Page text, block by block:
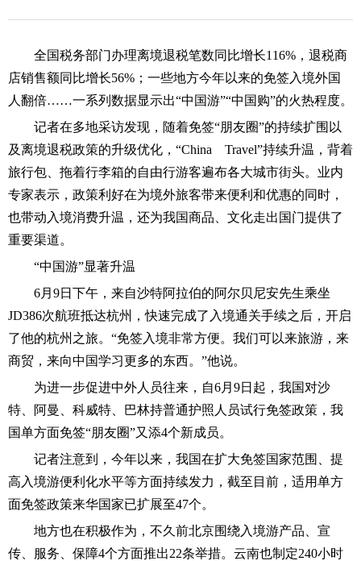
全国税务部门办理离境退税笔数同比增长116%，退税商
店销售额同比增长56%；一些地方今年以来的免签入境外国
人翻倍……一系列数据显示出“中国游”“中国购”的火热程度。
记者在多地采访发现，随着免签“朋友圈”的持续扩围以
及离境退税政策的升级优化，“China Travel”持续升温，背着
旅行包、拖着行李箱的自由行游客遍布各大城市街头。业内
专家表示，政策利好在为境外旅客带来便利和优惠的同时，
也带动入境消费升温，还为我国商品、文化走出国门提供了
重要渠道。
“中国游”显著升温
6月9日下午，来自沙特阿拉伯的阿尔贝尼安先生乘坐
JD386次航班抵达杭州，快速完成了入境通关手续之后，开启
了他的杭州之旅。“免签入境非常方便。我们可以来旅游，来
商贸，来向中国学习更多的东西。”他说。
为进一步促进中外人员往来，自6月9日起，我国对沙
特、阿曼、科威特、巴林持普通护照人员试行免签政策，我
国单方面免签“朋友圈”又添4个新成员。
记者注意到，今年以来，我国在扩大免签国家范围、提
高入境游便利化水平等方面持续发力，截至目前，适用单方
面免签政策来华国家已扩展至47个。
地方也在积极作为，不久前北京围绕入境游产品、宣
传、服务、保障4个方面推出22条举措。云南也制定240小时